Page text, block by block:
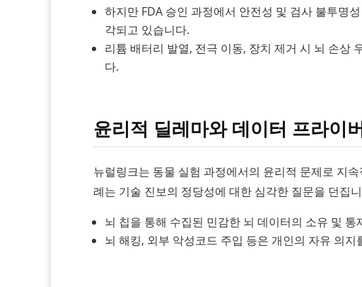
하지만 FDA 승인 과정에서 안전성 및 검사 불투명
각되고 있습니다.
리튬 배터리 발열, 전극 이동, 장치 제거 시 뇌 손상
다.
윤리적 딜레마와 데이터 프라이
뉴럴링크는 동물 실험 과정에서의 윤리적 문제로 지
례는 기술 진보의 정당성에 대한 심각한 질문을 던집
뇌 칩을 통해 수집된 민감한 뇌 데이터의 소유 및 통
뇌 해킹, 외부 악성코드 주입 등은 개인의 자유 의